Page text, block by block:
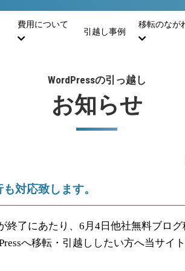
費用について
引越し事例
移転のなが
WordPressの引っ越し
お知らせ
対応致します。
終了にあたり、6月4日他社無料ブログ
へ移転・引越ししたい方へ当サイ